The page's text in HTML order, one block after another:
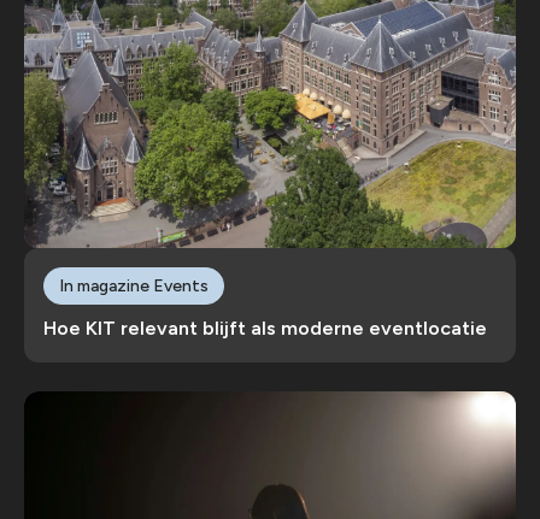
Hoe KIT relevant blijft als moderne eventlocatie
In magazine Events